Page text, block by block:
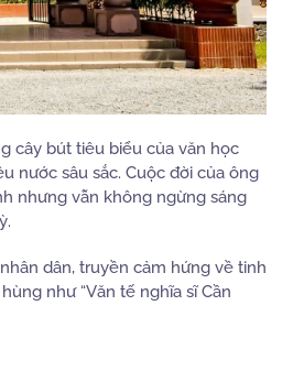
cây bút tiêu biểu của văn học
nước sâu sắc. Cuộc đời của ông
nhưng vẫn không ngừng sáng
dân, truyền cảm hứng về tinh
như “Văn tế nghĩa sĩ Cần